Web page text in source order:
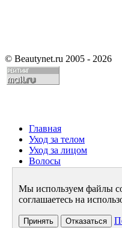
© Beautynet.ru 2005 - 2026
Главная
Уход за телом
Уход за лицом
Волосы
Диета
Стиль и имидж
Архив
Мы используем файлы
соглашаетесь на
Принять Отказаться